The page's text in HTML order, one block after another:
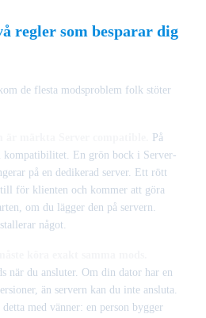
regler som besparar dig
de flesta modsproblem folk stöter
På
kompatibilitet. En grön bock i Server-
på en dedikerad server. Ett rött
till för klienten och kommer att göra
om du lägger den på servern.
något.
när du ansluter. Om din dator har en
än servern kan du inte ansluta.
med vänner: en person bygger